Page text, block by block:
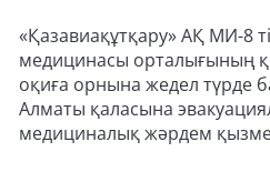
«Қазавиақұтқару» АҚ МИ-8
медицинасы орталығының
оқиға орнына жедел түрде
Алматы қаласына
медициналық жәрдем